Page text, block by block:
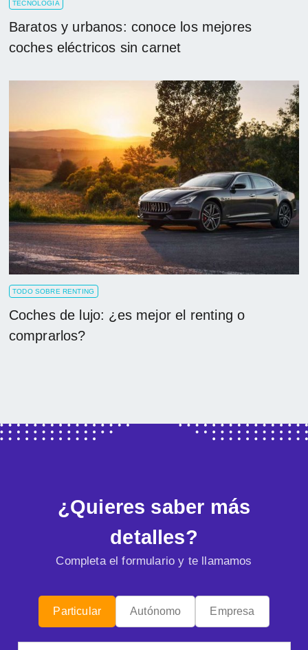
TECNOLOGÍA
Baratos y urbanos: conoce los mejores
coches eléctricos sin carnet
TODO SOBRE RENTING
Coches de lujo: ¿es mejor el renting o
comprarlos?
¿Quieres saber más
detalles?
Completa el formulario y te llamamos
Particular Autónomo Empresa